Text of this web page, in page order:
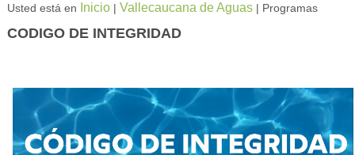
Usted está en Inicio |Vallecaucana de Aguas | Programas
CODIGO DE INTEGRIDAD